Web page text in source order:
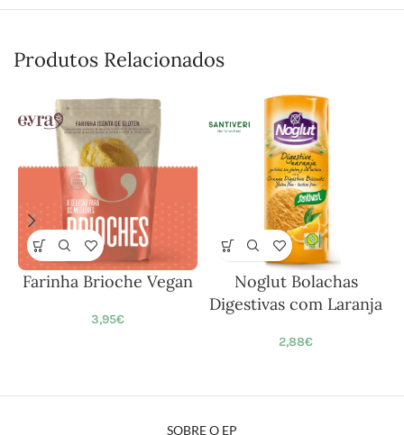
Produtos Relacionados
Farinha Brioche Vegan
3,95€
Noglut Bolachas
Digestivas com Laranja
2,88€
SOBRE O EP